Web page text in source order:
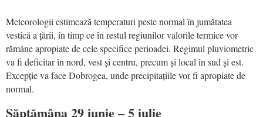
Meteorologii estimează temperaturi peste normal în jumătatea
vestică a țării, în timp ce în restul regiunilor valorile termice vor
rămâne apropiate de cele specifice perioadei. Regimul pluviometric
va fi deficitar în nord, vest și centru, precum și local în sud și est.
Excepție va face Dobrogea, unde precipitațiile vor fi apropiate de
normal.
Săptămâna 29 iunie – 5 iulie